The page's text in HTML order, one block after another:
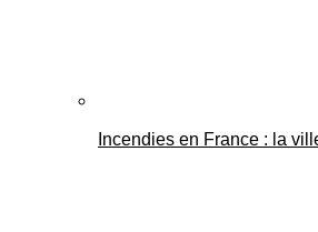
Incendies en France : la